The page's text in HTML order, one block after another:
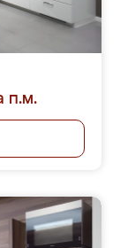
п.м.